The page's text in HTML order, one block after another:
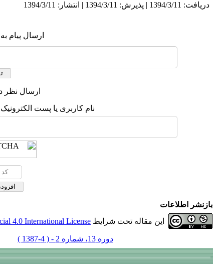
دریافت: 1394/3/11 | پذیرش: 1394/3/11 | انتشار: 1394/3/11
ارسال پیام
ارسال نظر
نام کاربری یا پست
بازنشر اطلاعات
این مقاله تحت شرایط 4.0 International License
دوره 13، شماره 2 - ( 4-1387 )